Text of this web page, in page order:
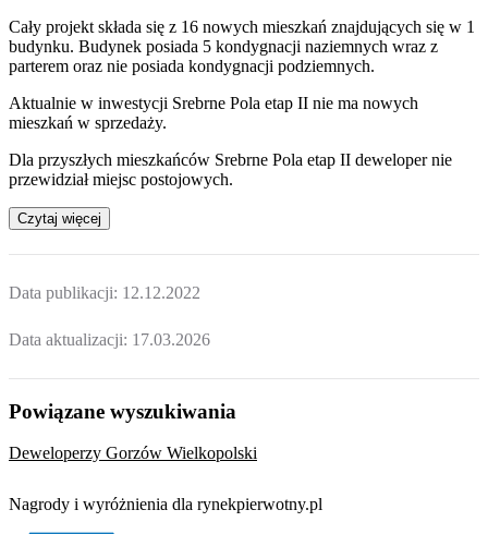
Cały projekt składa się z 16 nowych mieszkań znajdujących się w 1
budynku. Budynek posiada 5 kondygnacji naziemnych wraz z
parterem oraz nie posiada kondygnacji podziemnych.
Aktualnie w inwestycji Srebrne Pola etap II nie ma nowych
mieszkań w sprzedaży.
Dla przyszłych mieszkańców Srebrne Pola etap II deweloper nie
przewidział miejsc postojowych.
Czytaj więcej
Data publikacji: 12.12.2022
Data aktualizacji: 17.03.2026
Powiązane wyszukiwania
Deweloperzy Gorzów Wielkopolski
Nagrody i wyróżnienia dla rynekpierwotny.pl